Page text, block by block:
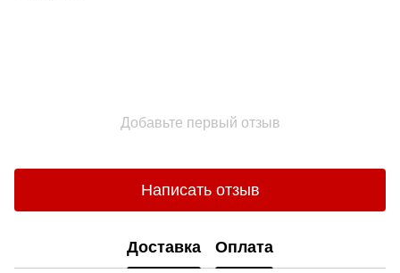
Добавьте первый отзыв
Написать отзыв
Доставка Оплата